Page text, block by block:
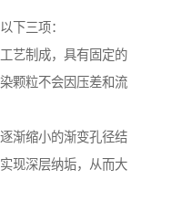
下三项：
艺制成，具有固定的
颗粒不会因压差和流
渐缩小的渐变孔径结
现深层纳垢，从而大